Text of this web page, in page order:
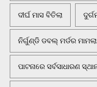
ଦୀର୍ଘ ମାସ ବିତିଲା
ନିର୍ଗୁଣ୍ଡି ଡବଲ୍ ମର୍ଡର
ପାଟନାରେ ସର୍ବସାଧାରଣ